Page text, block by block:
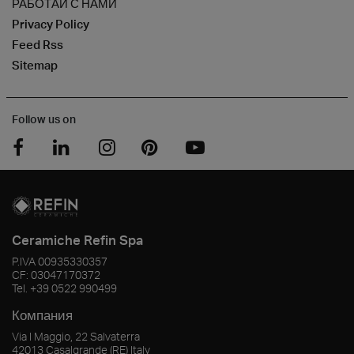
РАБОТАЙ С НАМИ
Privacy Policy
Feed Rss
Sitemap
Follow us on
Ceramiche Refin Spa
P.IVA00935330357
CF: 03047170372
Tel. +39 0522 990499
Компания
Via I Maggio, 22 Salvaterra
42013 Casalgrande (RE) Italy